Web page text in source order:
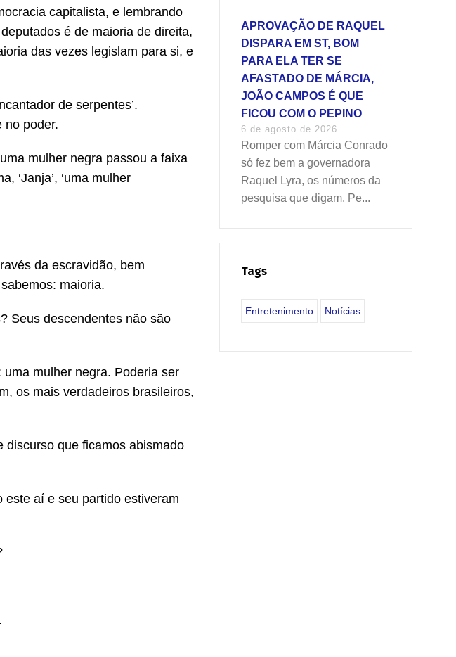
capitalista, e lembrando
é de maioria de direita,
das vezes legislam para si, e
de serpentes’.
no poder.
mulher negra passou a faixa
‘Janja’, ‘uma mulher
da escravidão, bem
maioria.
Seus descendentes não são
mulher negra. Poderia ser
os mais verdadeiros brasileiros,
que ficamos abismado
este aí e seu partido estiveram
APROVAÇÃO DE RAQUEL
DISPARA EM ST, BOM
PARA ELA TER SE
AFASTADO DE MÁRCIA,
JOÃO CAMPOS É QUE
FICOU COM O PEPINO
6 de agosto de 2026
Romper com Márcia Conrado
só fez bem a governadora
Raquel Lyra, os números da
pesquisa que digam. Pe...
Tags
Entretenimento Notícias